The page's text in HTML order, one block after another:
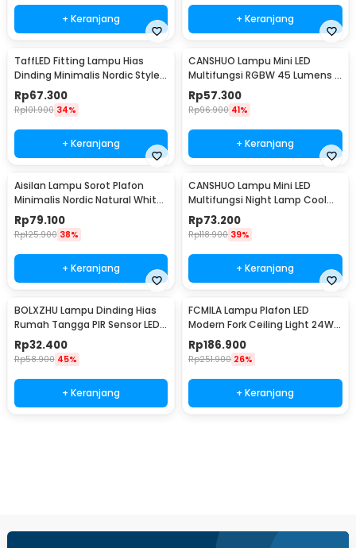
+ Keranjang + Keranjang
TaffLED Fitting Lampu Hias
Dinding Minimalis Nordic Style
E27 265V - WF-M004
Rp67.300
Rp101.900 34%
+ Keranjang
CANSHUO Lampu Mini LED
Multifungsi RGBW 45 Lumens 3
PCS with Remote - YJ-905
Rp57.300
Rp96.900 41%
+ Keranjang
Aisilan Lampu Sorot Plafon
Minimalis Nordic Natural White
4000K 7W - MSD52
Rp79.100
Rp125.900 38%
+ Keranjang
CANSHUO Lampu Mini LED
Multifungsi Night Lamp Cool
White 4.5V 3W 6 PCS - TD001
Rp73.200
Rp118.900 39%
+ Keranjang
BOLXZHU Lampu Dinding Hias
Rumah Tangga PIR Sensor LED
Warm White 3W - HCGY003
Rp32.400
Rp58.900 45%
+ Keranjang
FCMILA Lampu Plafon LED
Modern Fork Ceiling Light 24W
Cool White - M234
Rp186.900
Rp251.900 26%
+ Keranjang